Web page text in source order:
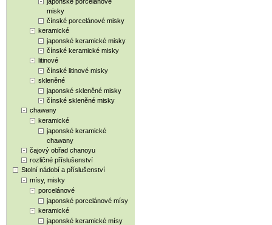
misky
čínské porcelánové misky
keramické
japonské keramické misky
čínské keramické misky
litinové
čínské litinové misky
skleněné
japonské skleněné misky
čínské skleněné misky
chawany
keramické
japonské keramické
chawany
čajový obřad chanoyu
rozličné příslušenství
Stolní nádobí a příslušenství
mísy, misky
porcelánové
japonské porcelánové mísy
keramické
japonské keramické mísy